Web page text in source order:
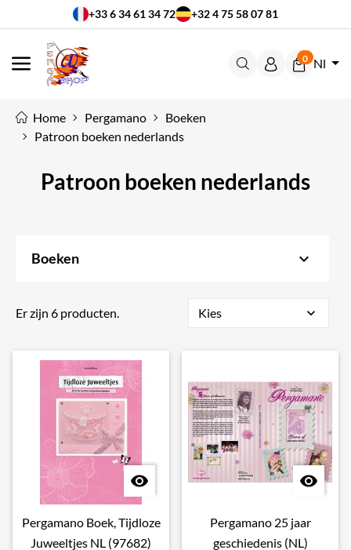
+33 6 34 61 34 72 +32 4 75 58 07 81
MENU
0 Nl
Home Pergamano
Boeken
Patroon boeken nederlands
Patroon boeken nederlands
Boeken keyboard_arrow_down
Er zijn 6 producten. Kies expand_more

Pergamano Boek, Tijdloze
Juweeltjes NL (97682)

Pergamano 25 jaar
geschiedenis (NL)